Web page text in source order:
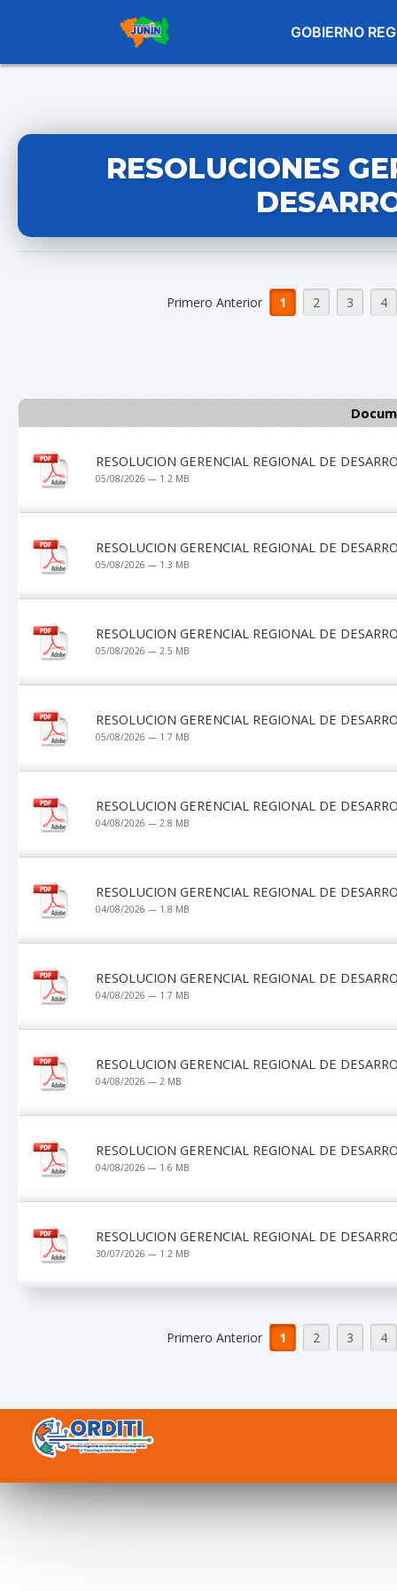
GOBIERNO
RESOLUCIONES
Primero Anterior 1 2 3 4
RESOLUCION GERENCIAL REGIONAL DE
05/08/2026 — 1.2 MB
RESOLUCION GERENCIAL REGIONAL DE
05/08/2026 — 1.3 MB
RESOLUCION GERENCIAL REGIONAL DE
05/08/2026 — 2.5 MB
RESOLUCION GERENCIAL REGIONAL DE
05/08/2026 — 1.7 MB
RESOLUCION GERENCIAL REGIONAL DE
04/08/2026 — 2.8 MB
RESOLUCION GERENCIAL REGIONAL DE
04/08/2026 — 1.8 MB
RESOLUCION GERENCIAL REGIONAL DE
04/08/2026 — 1.7 MB
RESOLUCION GERENCIAL REGIONAL DE
04/08/2026 — 2 MB
RESOLUCION GERENCIAL REGIONAL DE
04/08/2026 — 1.6 MB
RESOLUCION GERENCIAL REGIONAL DE
30/07/2026 — 1.2 MB
Primero Anterior 1 2 3 4